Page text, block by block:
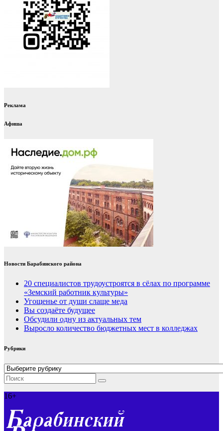
Реклама
Афиша
Новости Барабинского района
20 специалистов трудоустроятся в сёлах по программе
«Земский работник культуры»
Угощенье от души слаще меда
Вы создаёте будущее
Обсудили одну из актуальных тем
Выросло количество бюджетных мест в колледжах
Рубрики
Рубрики
16+